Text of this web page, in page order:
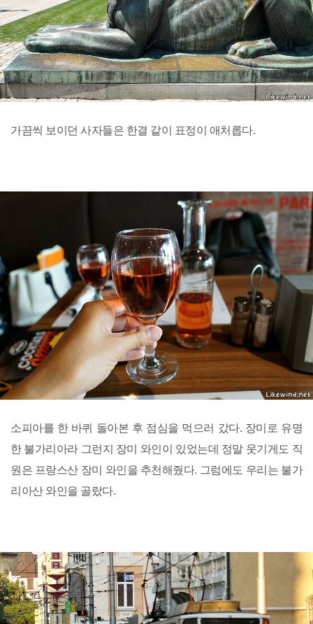
가끔씩 보이던 사자들은 한결 같이 표정이 애처롭다.
소피아를 한 바퀴 돌아본 후 점심을 먹으러 갔다. 장미로 유명
한 불가리아라 그런지 장미 와인이 있었는데 정말 웃기게도 직
원은 프랑스산 장미 와인을 추천해줬다. 그럼에도 우리는 불가
리아산 와인을 골랐다.